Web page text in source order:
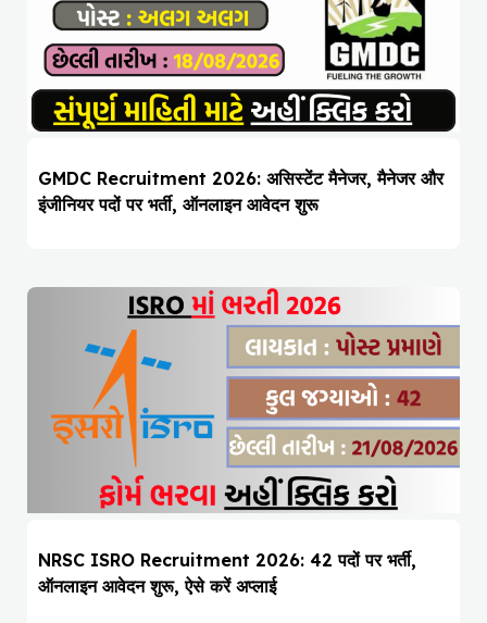
GMDC Recruitment 2026: असिस्टेंट मैनेजर, मैनेजर और
इंजीनियर पदों पर भर्ती, ऑनलाइन आवेदन शुरू
NRSC ISRO Recruitment 2026: 42 पदों पर भर्ती,
ऑनलाइन आवेदन शुरू, ऐसे करें अप्लाई